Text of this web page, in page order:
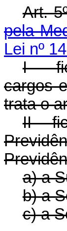
Art.
pela
Lei nº
I -
cargos
trata o
II -
a) a
b) a
c) a